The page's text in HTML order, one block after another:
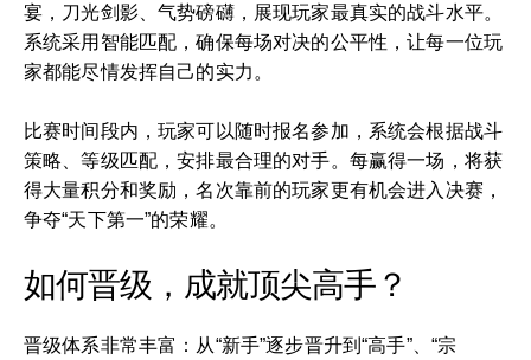
宴，刀光剑影、气势磅礴，展现玩家最真实的战斗水平。
系统采用智能匹配，确保每场对决的公平性，让每一位玩
家都能尽情发挥自己的实力。
比赛时间段内，玩家可以随时报名参加，系统会根据战斗
策略、等级匹配，安排最合理的对手。每赢得一场，将获
得大量积分和奖励，名次靠前的玩家更有机会进入决赛，
争夺“天下第一”的荣耀。
如何晋级，成就顶尖高手？
晋级体系非常丰富：从“新手”逐步晋升到“高手”、“宗